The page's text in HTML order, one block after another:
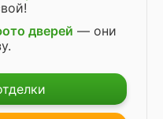
дверей — они